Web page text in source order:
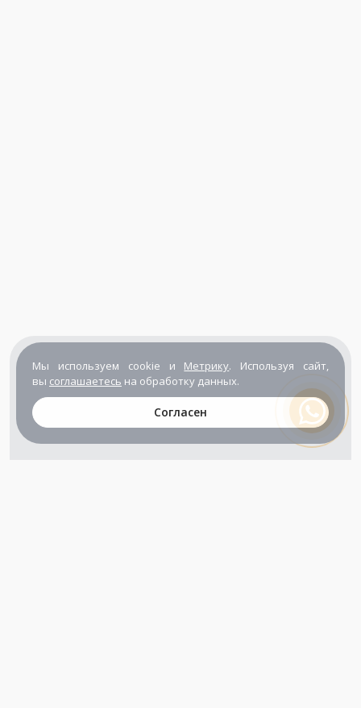
Мы используем cookie и Метрику. Используя сайт,
вы соглашаетесь на обработку данных.
Согласен